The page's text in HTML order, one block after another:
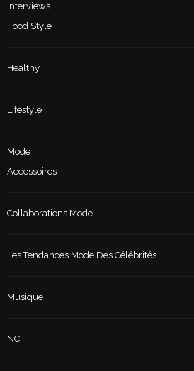
Interviews
Food Style
Healthy
Lifestyle
Mode
Accessoires
Collaborations Mode
Les Tendances Mode Des Célébrités
Musique
NC